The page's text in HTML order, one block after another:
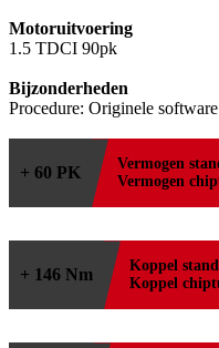
Motoruitvoering
1.5 TDCI 90pk
Bijzonderheden
Procedure: Originele
+ 60 PK Vermogen
Vermogen
+ 146 Nm Koppel
Koppel